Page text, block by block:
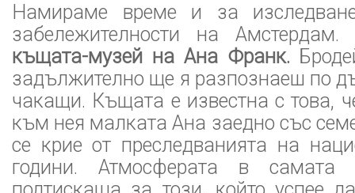
Намираме време и за
забележителности на
къщата-музей на Ана Франк.
задължително ще я разпознаеш по
чакащи. Къщата е известна с това,
към нея малката Ана заедно със
се крие от преследванията на
години. Атмосферата в